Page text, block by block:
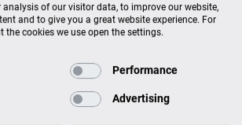
analysis of our visitor data, to improve our website,
and to give you a great website experience. For
cookies we use open the settings.
Performance
Advertising